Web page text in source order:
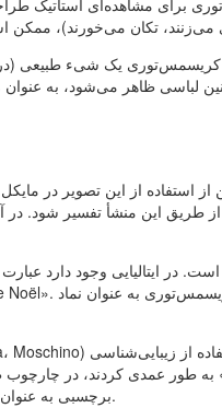
کریسمس‌توری یک شیء طبیعی
لباسی ظاهر می‌شود، به
استفاده از این تصویر در
از طریق این منشأ تفسیر شود.
طور عمدی کردند، در چارچوب
برچسبی به عنوان یک روش ارزیابی، می‌تواند به یک روش استایل‌سازی آگاهانه تبدیل شود.